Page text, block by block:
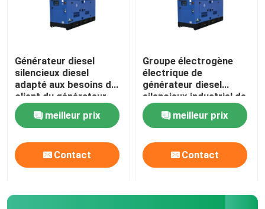
Générateur diesel
silencieux diesel
adapté aux besoins du
client du générateur
12kw de l'auvent
50/60HZ Fawde
meilleur prix
Contact
Groupe électrogène
électrique de
générateur diesel
silencieux industriel de
15kva 250kva Fawde
meilleur prix
Contact